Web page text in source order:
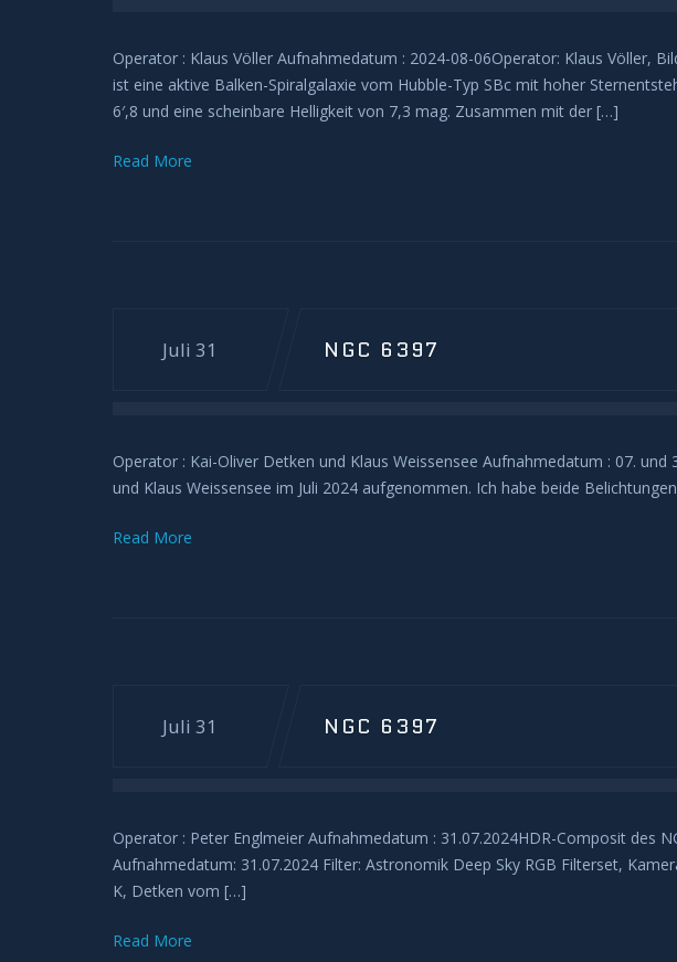
Operator : Klaus Völler Aufnahmedatum : 2024-08-06Operator: Klaus Völler,
ist eine aktive Balken-Spiralgalaxie vom Hubble-Typ SBc mit hoher
6′,8 und eine scheinbare Helligkeit von 7,3 mag. Zusammen mit der […]
Read More
Juli 31 NGC 6397
Operator : Kai-Oliver Detken und Klaus Weissensee Aufnahmedatum : 07.
und Klaus Weissensee im Juli 2024 aufgenommen. Ich habe beide
Read More
Juli 31 NGC 6397
Operator : Peter Englmeier Aufnahmedatum : 31.07.2024HDR-Composit des
Aufnahmedatum: 31.07.2024 Filter: Astronomik Deep Sky RGB Filterset,
K, Detken vom […]
Read More